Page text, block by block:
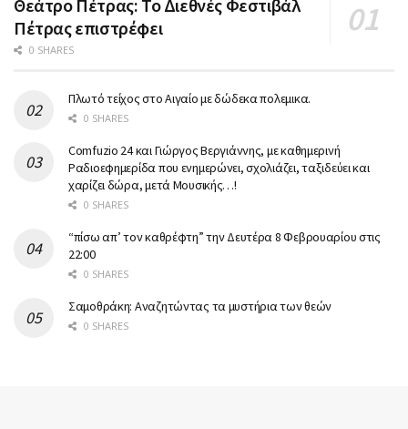
Θεάτρο Πέτρας: Το Διεθνές Φεστιβάλ
Πέτρας επιστρέφει
0 SHARES
Πλωτό τείχος στο Αιγαίο με δώδεκα πολεμικα.
0 SHARES
Comfuzio 24 και Γιώργος Βεργιάννης, με καθημερινή
Ραδιοεφημερίδα που ενημερώνει, σχολιάζει, ταξιδεύει και
χαρίζει δώρα, μετά Μουσικής…!
0 SHARES
“πίσω απ’ τον καθρέφτη” την Δευτέρα 8 Φεβρουαρίου στις
22:00
0 SHARES
Σαμοθράκη: Αναζητώντας τα μυστήρια των θεών
0 SHARES